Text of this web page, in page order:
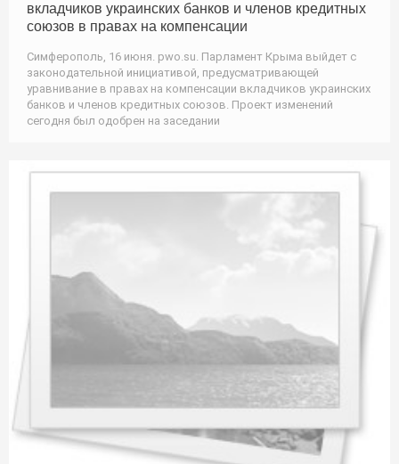
вкладчиков украинских банков и членов кредитных
союзов в правах на компенсации
Симферополь, 16 июня. pwo.su. Парламент Крыма выйдет с
законодательной инициативой, предусматривающей
уравнивание в правах на компенсации вкладчиков украинских
банков и членов кредитных союзов. Проект изменений
сегодня был одобрен на заседании